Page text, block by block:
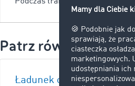
Patrz również:
Ładunek ciężki